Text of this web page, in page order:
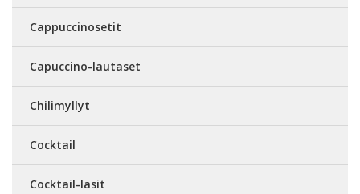
Cappuccinosetit
Capuccino-lautaset
Chilimyllyt
Cocktail
Cocktail-lasit